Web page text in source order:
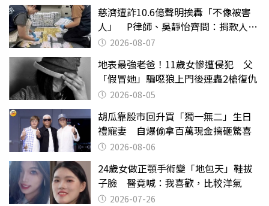
慈濟遭詐10.6億聲明挨轟「不像被害
人」 P律師、吳靜怡齊問：捐款人有
權知道真相
2026-08-07
地表最強老爸！11歲女慘遭侵犯 父
「假冒她」騙噁狼上門後連轟2槍復仇
2026-08-05
胡瓜靠股市回升買「獨一無二」生日
禮寵妻 自爆偷拿百萬現金搞砸驚喜
2026-08-06
24歲女做正顎手術變「地包天」鞋拔
子臉 醫竟喊：我喜歡，比較洋氣
2026-07-26